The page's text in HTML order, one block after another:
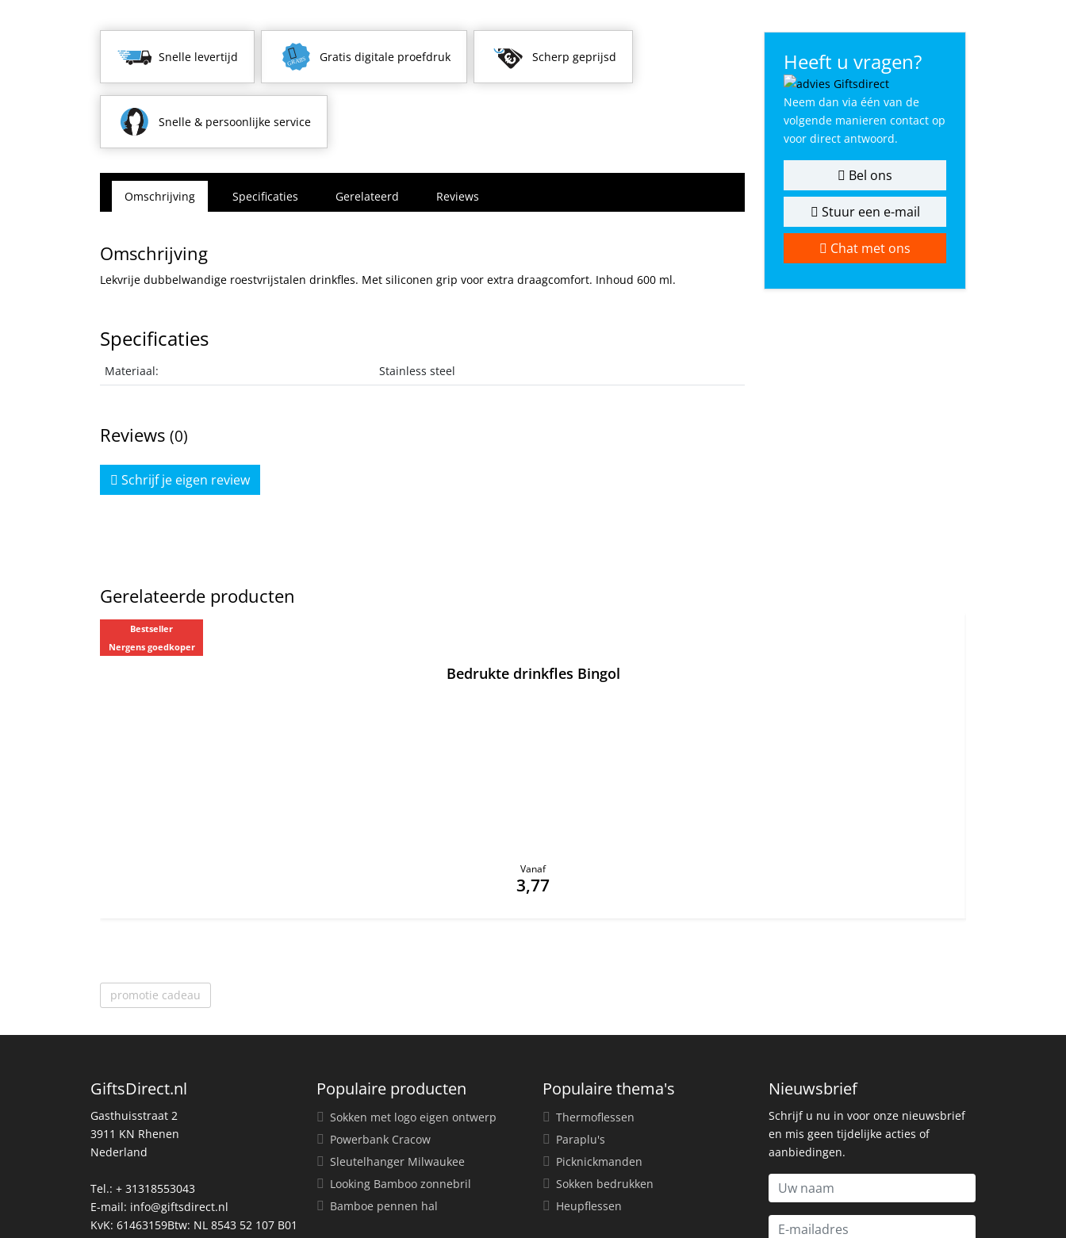
Snelle levertijd Gratis digitale proefdruk Scherp geprijsd
Snelle & persoonlijke service
Omschrijving Specificaties Gerelateerd Reviews
Omschrijving
Lekvrije dubbelwandige roestvrijstalen drinkfles. Met siliconen grip voor extra draagcomfort. Inhoud 600 ml.
Specificaties
Materiaal: Stainless steel
Reviews (0)
Schrijf je eigen review
Heeft u vragen?
Neem dan via één van de
volgende manieren contact op
voor direct antwoord.
Bel ons
Stuur een e-mail
Chat met ons
Gerelateerde producten
Bestseller
Nergens goedkoper
Bedrukte drinkfles Bingol
Vanaf
3,77
promotie cadeau
GiftsDirect.nl
Gasthuisstraat 2
3911 KN Rhenen
Nederland
Tel.: + 31318553043
E-mail: info@giftsdirect.nl
KvK: 61463159Btw: NL 8543 52 107 B01
Populaire producten
Sokken met logo eigen ontwerp
Powerbank Cracow
Sleutelhanger Milwaukee
Looking Bamboo zonnebril
Bamboe pennen hal
Populaire thema's
Thermoflessen
Paraplu's
Picknickmanden
Sokken bedrukken
Heupflessen
Nieuwsbrief
Schrijf u nu in voor onze nieuwsbrief
en mis geen tijdelijke acties of
aanbiedingen.